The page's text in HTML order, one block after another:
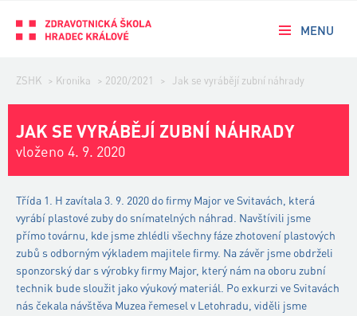
MENU
ZSHK > Kronika > 2020/2021 > Jak se vyrábějí zubní náhrady
JAK SE VYRÁBĚJÍ ZUBNÍ NÁHRADY
vloženo 4. 9. 2020
Třída 1. H zavítala 3. 9. 2020 do firmy Major ve Svitavách, která
vyrábí plastové zuby do snímatelných náhrad. Navštívili jsme
přímo továrnu, kde jsme zhlédli všechny fáze zhotovení plastových
zubů s odborným výkladem majitele firmy. Na závěr jsme obdrželi
sponzorský dar s výrobky firmy Major, který nám na oboru zubní
technik bude sloužit jako výukový materiál. Po exkurzi ve Svitavách
nás čekala návštěva Muzea řemesel v Letohradu, viděli jsme